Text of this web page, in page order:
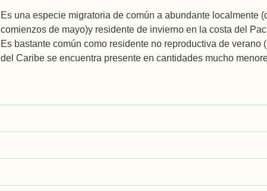
Es una especie migratoria de común a abundante localmente
comienzos de mayo)y residente de invierno en la costa del
Es bastante común como residente no reproductiva de
del Caribe se encuentra presente en cantidades mucho